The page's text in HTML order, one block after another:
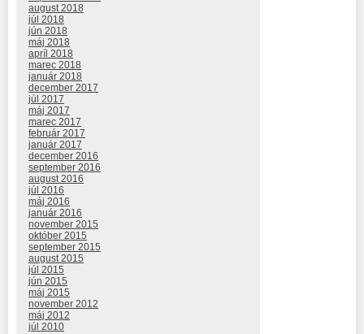
august 2018
júl 2018
jún 2018
máj 2018
apríl 2018
marec 2018
január 2018
december 2017
júl 2017
máj 2017
marec 2017
február 2017
január 2017
december 2016
september 2016
august 2016
júl 2016
máj 2016
január 2016
november 2015
október 2015
september 2015
august 2015
júl 2015
jún 2015
máj 2015
november 2012
máj 2012
júl 2010